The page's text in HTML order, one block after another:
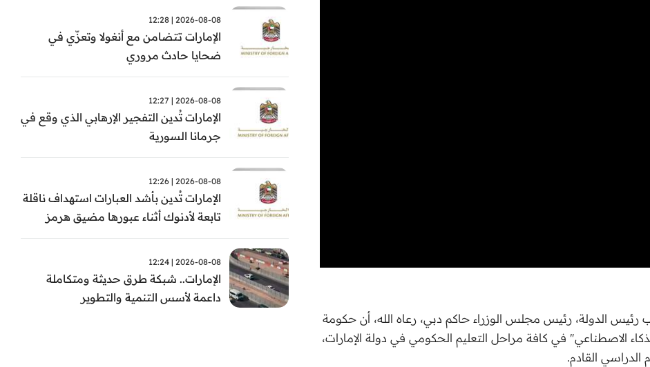
الدولة، رئيس مجلس الوزراء حاكم دبي، رعاه الله، أن حكومة
الاصطناعي" في كافة مراحل التعليم الحكومي في دولة الإمارات،
القادم.
2026-08-08 | 12:28
الإمارات تتضامن مع أنغولا وتعزّي في
ضحايا حادث مروري
2026-08-08 | 12:27
الإمارات تُدين التفجير الإرهابي الذي وقع في
جرمانا السورية
2026-08-08 | 12:26
الإمارات تُدين بأشد العبارات استهداف ناقلة
تابعة لأدنوك أثناء عبورها مضيق هرمز
2026-08-08 | 12:24
الإمارات.. شبكة طرق حديثة ومتكاملة
داعمة لأسس التنمية والتطوير